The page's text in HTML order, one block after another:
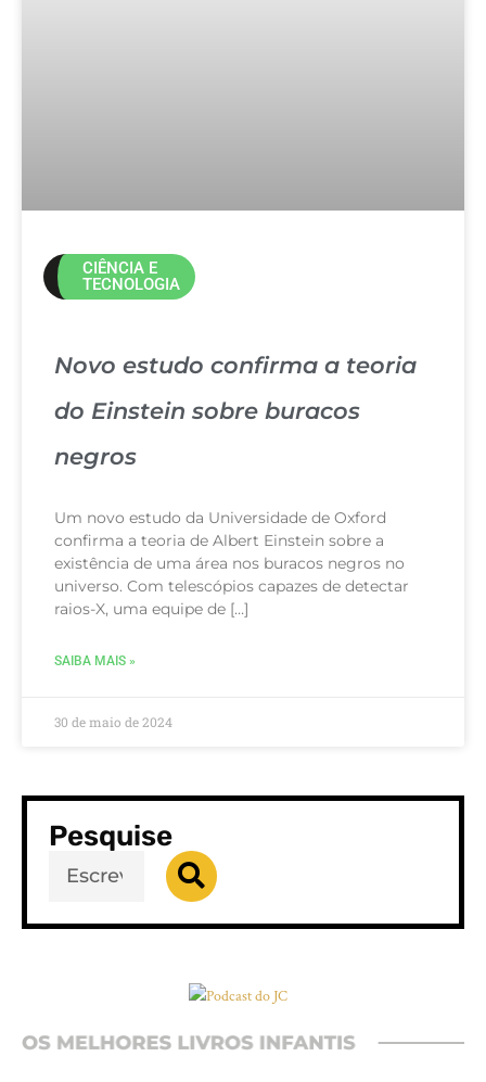
CIÊNCIA E
TECNOLOGIA
Novo estudo confirma a teoria
do Einstein sobre buracos
negros
Um novo estudo da Universidade de Oxford
confirma a teoria de Albert Einstein sobre a
existência de uma área nos buracos negros no
universo. Com telescópios capazes de detectar
raios-X, uma equipe de […]
SAIBA MAIS »
30 de maio de 2024
Pesquise